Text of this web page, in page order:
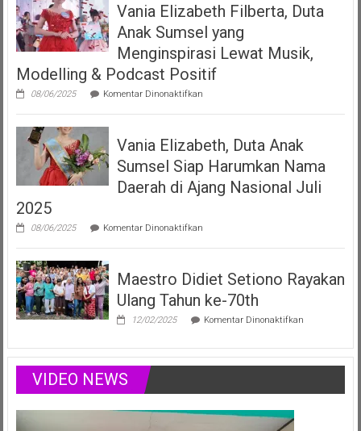
Operasional
Kepada
Dua
LMK
Produser
Fonogram
Vania Elizabeth Filberta, Duta
Anak Sumsel yang
Menginspirasi Lewat Musik,
Modelling & Podcast Positif
08/06/2025 Komentar Dinonaktifkanpada
Elizabeth
Duta
Anak
Sumsel
Menginspirasi
Modelling
Positif
Vania Elizabeth, Duta Anak
Sumsel Siap Harumkan Nama
Daerah di Ajang Nasional Juli
2025
08/06/2025 Komentar Dinonaktifkanpada
Elizabeth,
Anak
Sumsel
Siap
Harumkan
Ajang
Juli
Maestro Didiet Setiono Rayakan
Ulang Tahun ke-70th
12/02/2025 Komentar Dinonaktifkanpada
Setiono
Rayakan
Tahun
VIDEO NEWS